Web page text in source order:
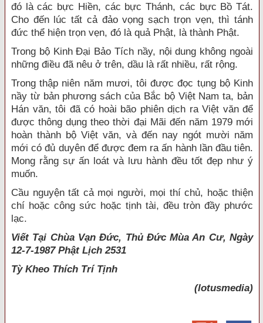
đó là các bực Hiền, các bực Thánh, các bực Bồ Tát.
Cho đến lúc tất cả đảo vọng sạch trọn vẹn, thì tánh
đức thể hiện trọn vẹn, đó là quả Phật, là thành Phật.
Trong bộ Kinh Đại Bảo Tích nầy, nội dung không ngoài
những điều đã nêu ở trên, dầu là rất nhiều, rất rộng.
Trong thập niên năm mươi, tôi được đọc tụng bộ Kinh
nầy từ bản phương sách của Bắc bộ Việt Nam ta, bản
Hán văn, tôi đã có hoài bão phiên dịch ra Việt văn để
được thông dụng theo thời đại Mãi đến năm 1979 mới
hoàn thành bộ Việt văn, và đến nay ngót mười năm
mới có đủ duyên để được đem ra ấn hành lần đầu tiên.
Mong rằng sự ấn loát và lưu hành đều tốt đẹp như ý
muốn.
Cầu nguyện tất cả mọi người, mọi thí chủ, hoặc thiện
chí hoặc công sức hoặc tịnh tài, đều tròn đầy phước
lạc.
Viết Tại Chùa Vạn Đức, Thủ Đức Mùa An Cư, Ngày
12-7-1987 Phật Lịch 2531
Tỳ Kheo Thích Trí Tịnh
(lotusmedia)